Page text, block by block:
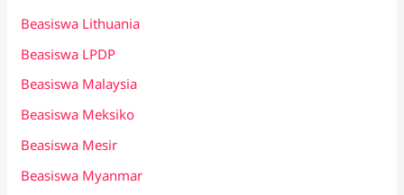
Beasiswa Lithuania
Beasiswa LPDP
Beasiswa Malaysia
Beasiswa Meksiko
Beasiswa Mesir
Beasiswa Myanmar